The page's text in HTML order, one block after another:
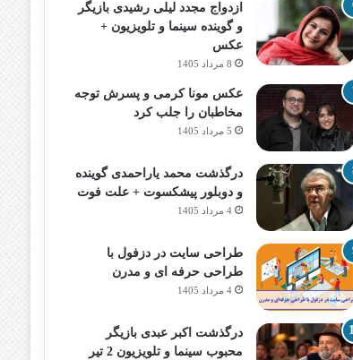
ازدواج مجدد لیلی رشیدی بازیگر
و گوینده سینما و تلویزیون +
عکس
8 مرداد 1405
عکس مونا کرمی و پسرش توجه
مخاطبان را جلب کرد
5 مرداد 1405
درگذشت محمد یاراحمدی گوینده
و دوبلور پیشکسوت + علت فوت
4 مرداد 1405
طراحی سایت در دزفول با
طراحی حرفه‌ ای و مدرن
4 مرداد 1405
درگذشت اکبر عبدی بازیگر
محبوب سینما و تلویزیون 2 تیر